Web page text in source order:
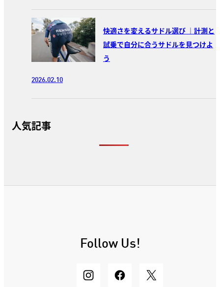
快適さを変えるサドル選び ｜計測と
試乗で自分に合うサドルを見つけよ
う
2026.02.10
人気記事
Follow Us!